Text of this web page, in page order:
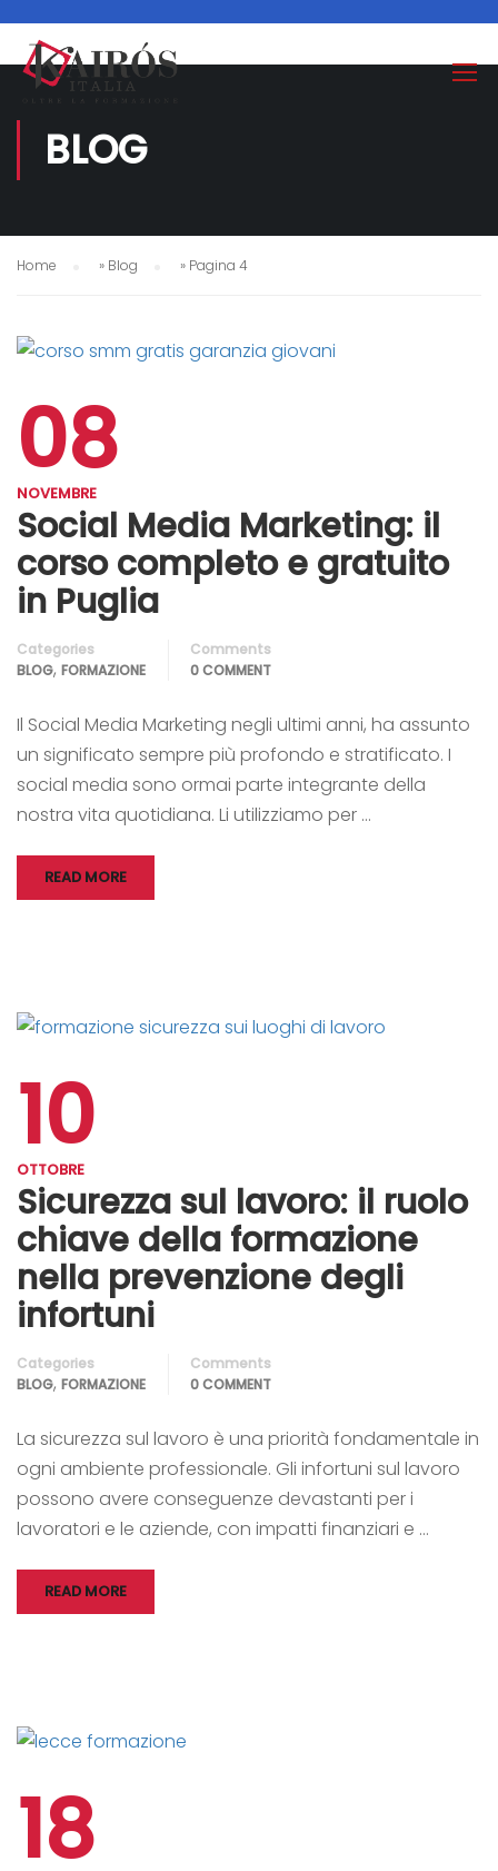
BLOG
Home » Blog » Pagina 4
08
NOVEMBRE
Social Media Marketing: il
corso completo e gratuito
in Puglia
Categories
BLOG, FORMAZIONE
Comments
0 COMMENT
Il Social Media Marketing negli ultimi anni, ha assunto
un significato sempre più profondo e stratificato. I
social media sono ormai parte integrante della
nostra vita quotidiana. Li utilizziamo per …
READ MORE
10
OTTOBRE
Sicurezza sul lavoro: il ruolo
chiave della formazione
nella prevenzione degli
infortuni
Categories
BLOG, FORMAZIONE
Comments
0 COMMENT
La sicurezza sul lavoro è una priorità fondamentale in
ogni ambiente professionale. Gli infortuni sul lavoro
possono avere conseguenze devastanti per i
lavoratori e le aziende, con impatti finanziari e …
READ MORE
18